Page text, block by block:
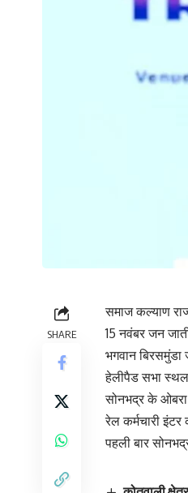
SHARE
समाज कल्याण
15 नवंबर जन
भगवान
हेलीपैड सभा स्थल
सोनभद्र के ओबरा
रेल कर्मचारी
पहली बार